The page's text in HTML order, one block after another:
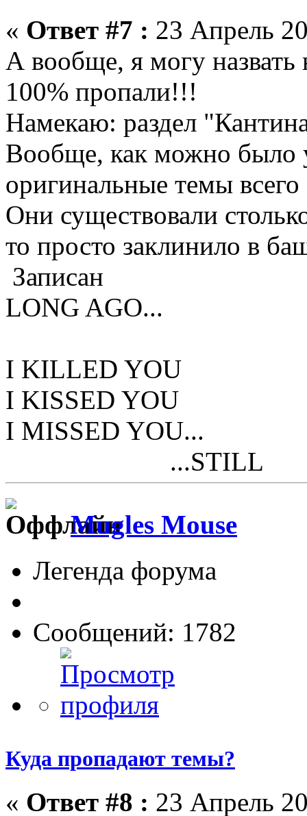
« Ответ #7 : 23 Апрель
А вообще, я могу назвать
100% пропали!!!
Намекаю: раздел
Вообще, как можно было
оригинальные темы
Они существовали
то просто заклинило в
Записан
LONG AGO...
I KILLED YOU
I KISSED YOU
I MISSED YOU...
...STILL
Mugles Mouse
Легенда форума
Сообщений: 1782
Куда пропадают темы?
« Ответ #8 : 23 Апрель